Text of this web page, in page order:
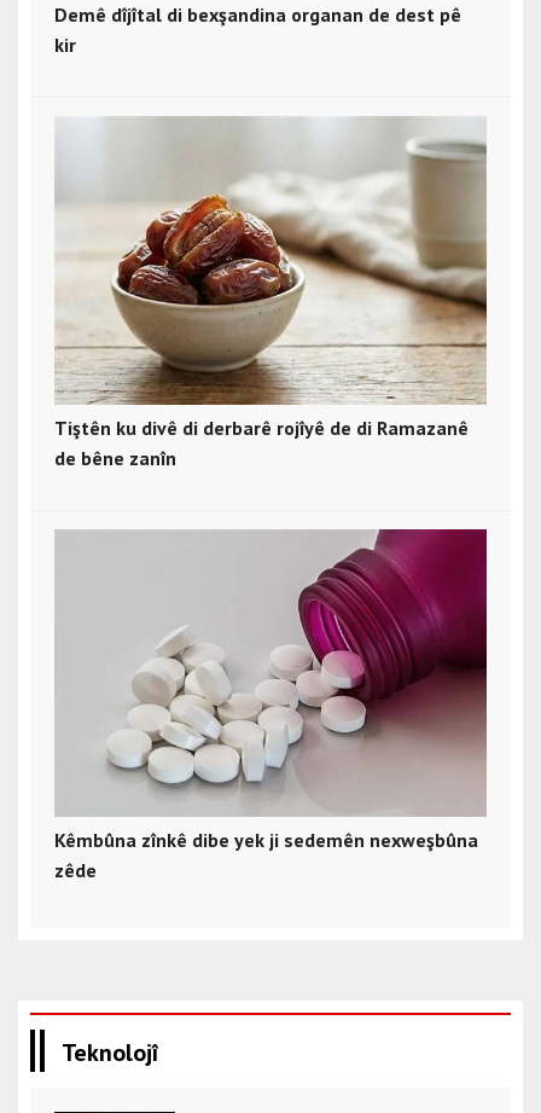
Demê dîjîtal di bexşandina organan de dest pê
kir
Tiştên ku divê di derbarê rojîyê de di Ramazanê
de bêne zanîn
Kêmbûna zînkê dibe yek ji sedemên nexweşbûna
zêde
Teknolojî